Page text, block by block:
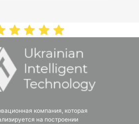
компания, которая
на построении